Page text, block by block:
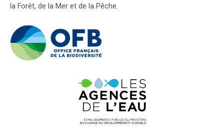
la Forêt, de la Mer et de la Pêche.